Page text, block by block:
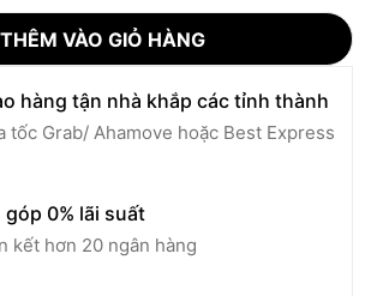
THÊM VÀO GIỎ HÀNG
hàng tận nhà khắp các tỉnh thành
tốc Grab/ Ahamove hoặc Best Express
góp 0% lãi suất
kết hơn 20 ngân hàng